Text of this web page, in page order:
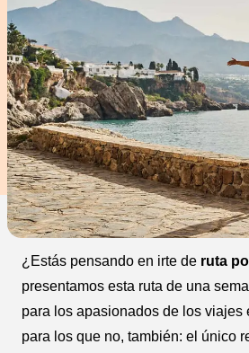
¿Estás pensando en irte de ruta
presentamos esta ruta de una
para los apasionados de los viajes
para los que no, también: el único